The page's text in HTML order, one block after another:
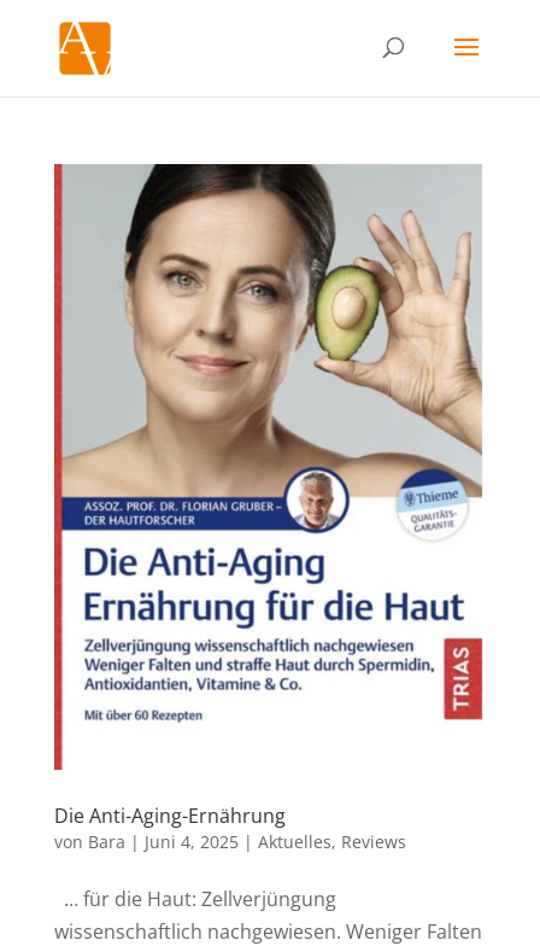
Die Anti-Aging-Ernährung
von Bara | Juni 4, 2025| Aktuelles, Reviews
… für die Haut: Zellverjüngung
wissenschaftlich nachgewiesen. Weniger Falten